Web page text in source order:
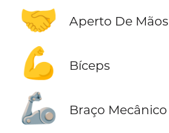
🤝 Aperto De Mãos
💪 Bíceps
🦾 Braço Mecânico